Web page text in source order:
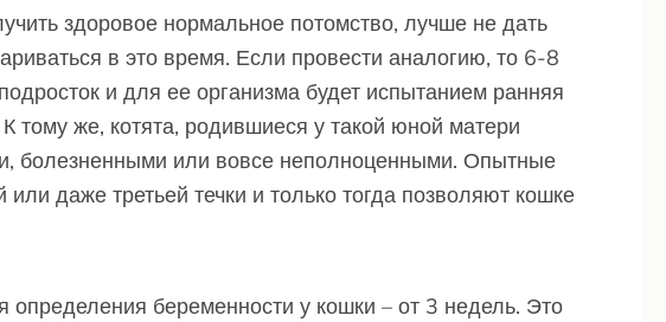
здоровое нормальное потомство, лучше не дать
в это время. Если провести аналогию, то 6-8
и для ее организма будет испытанием ранняя
тому же, котята, родившиеся у такой юной матери
болезненными или вовсе неполноценными. Опытные
или даже третьей течки и только тогда позволяют кошке
беременности у кошки – от 3 недель. Это